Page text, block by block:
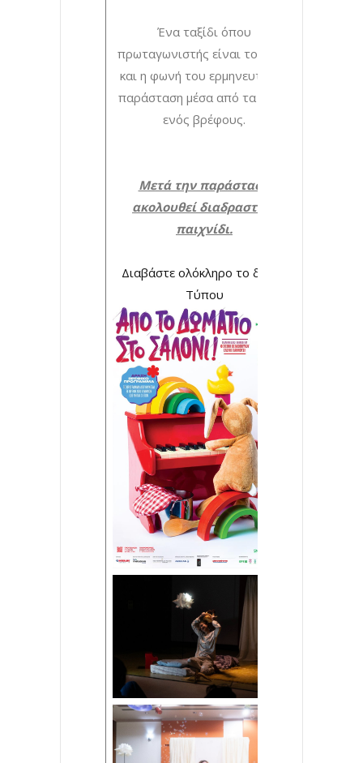
Ένα ταξίδι όπου
πρωταγωνιστής είναι το σώμα
και η φωνή του ερμηνευτή μια
παράσταση μέσα από τα μάτια
ενός βρέφους.
Μετά την παράσταση
ακολουθεί διαδραστικό
παιχνίδι.
Διαβάστε ολόκληρο το δελτίο
Τύπου